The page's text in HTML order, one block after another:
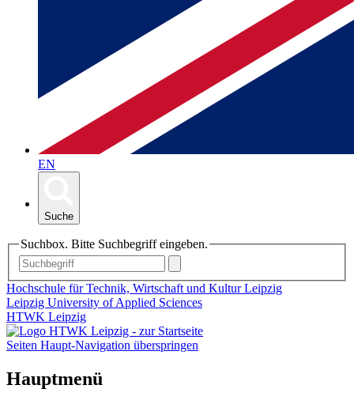
EN
Suche
Suchbox. Bitte Suchbegriff eingeben.
Hochschule für Technik, Wirtschaft und Kultur Leipzig
Leipzig University of Applied Sciences
HTWK Leipzig
Seiten Haupt-Navigation überspringen
Hauptmenü